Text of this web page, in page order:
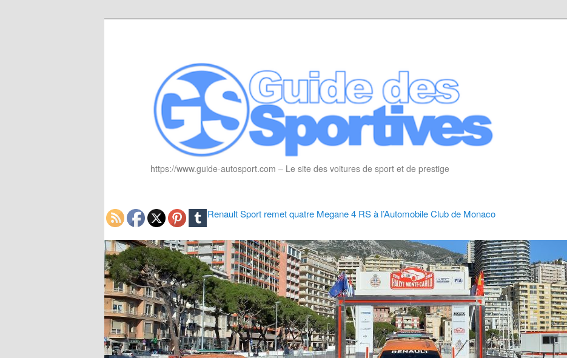
https://www.guide-autosport.com – Le site des voitures de sport et de prestige
Renault Sport remet quatre Megane 4 RS à l’Automobile Club de Monaco